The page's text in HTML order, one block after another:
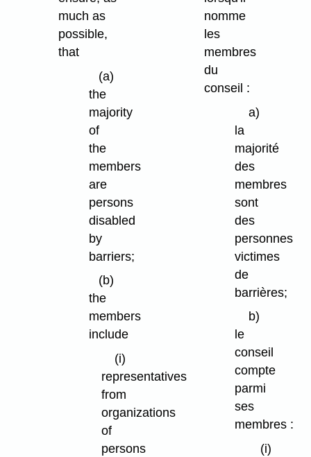
much as
possible,
that
(a)
the
majority
of
the
members
are
persons
disabled
by
barriers;
(b)
the
members
include
(i)
representatives
from
organizations
of
persons
nomme
les
membres
du
conseil :
a)
la
majorité
des
membres
sont
des
personnes
victimes
de
barrières;
b)
le
conseil
compte
parmi
ses
membres :
(i)